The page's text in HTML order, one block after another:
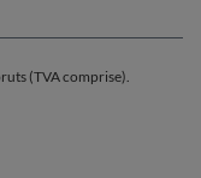
(TVA comprise).